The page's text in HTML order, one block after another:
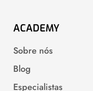
ACADEMY
Sobre nós
Blog
Especialistas